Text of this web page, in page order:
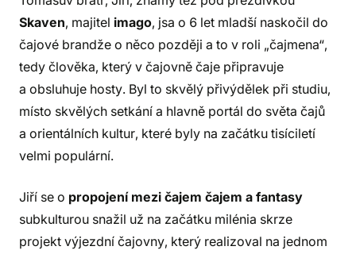
Skaven, majitel imago, jsa o 6 let mladší naskočil do
čajové brandže o něco později a to v roli „čajmena“,
tedy člověka, který v čajovně čaje připravuje
a obsluhuje hosty. Byl to skvělý přivýdělek při studiu,
místo skvělých setkání a hlavně portál do světa čajů
a orientálních kultur, které byly na začátku tisíciletí
velmi populární.
Jiří se o propojení mezi čajem čajem a fantasy
subkulturou snažil už na začátku milénia skrze
projekt výjezdní čajovny, který realizoval na jednom